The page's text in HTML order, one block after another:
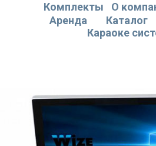
Каталог
Комплекты
О
Аренда
Караоке